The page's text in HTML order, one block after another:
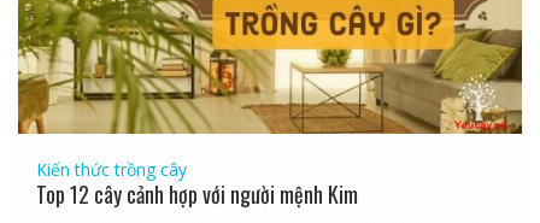
Kiến thức trồng cây
Top 12 cây cảnh hợp với người mệnh Kim